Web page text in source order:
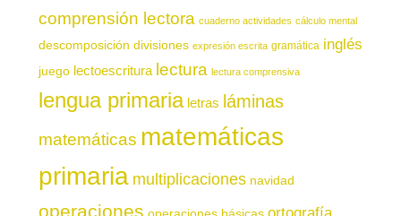
comprensión lectora cuaderno actividades cálculo mental
descomposición divisiones expresión escrita gramática inglés
juego lectoescritura lectura lectura comprensiva
lengua primaria letras láminas
matemáticas matemáticas
primaria multiplicaciones navidad
operaciones operaciones básicas